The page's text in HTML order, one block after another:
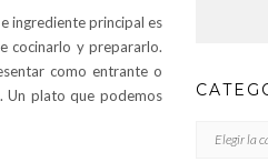
ingrediente principal es
cocinarlo y prepararlo.
como entrante o
Un plato que podemos